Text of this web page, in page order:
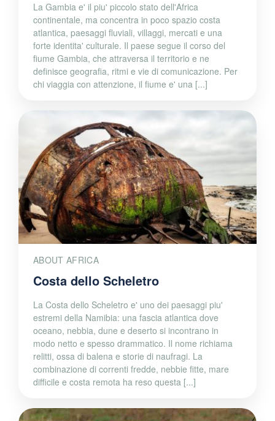
La Gambia e' il piu' piccolo stato dell'Africa
continentale, ma concentra in poco spazio costa
atlantica, paesaggi fluviali, villaggi, mercati e una
forte identita' culturale. Il paese segue il corso del
fiume Gambia, che attraversa il territorio e ne
definisce geografia, ritmi e vie di comunicazione. Per
chi viaggia con attenzione, il fiume e' una [...]
ABOUT AFRICA
Costa dello Scheletro
La Costa dello Scheletro e' uno dei paesaggi piu'
estremi della Namibia: una fascia atlantica dove
oceano, nebbia, dune e deserto si incontrano in
modo netto e spesso drammatico. Il nome richiama
relitti, ossa di balena e storie di naufragi. La
combinazione di correnti fredde, nebbie fitte, mare
difficile e costa remota ha reso questa [...]